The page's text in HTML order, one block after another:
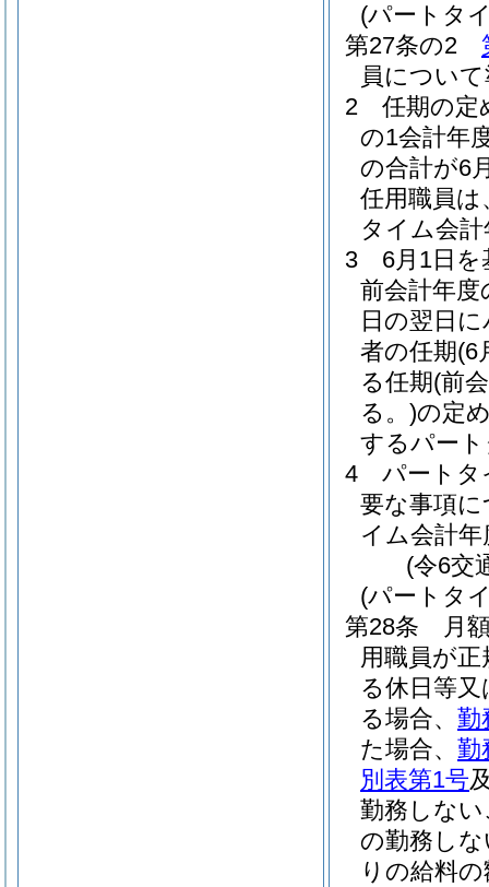
(パートタ
第27条の2
員につい
2
任期の定
の1会計年
の合計が6
任用職員
タイム会
3
6月1日
前会計年
日の翌日
者の任期(6
る任期(前
る。)の定
するパー
4
パートタ
要な事項
イム会計
(令6交
(パートタ
第28条
月
用職員が
る休日等
る場合、 勤
た場合、 勤
別表第1号
勤務しな
の勤務し
りの給料